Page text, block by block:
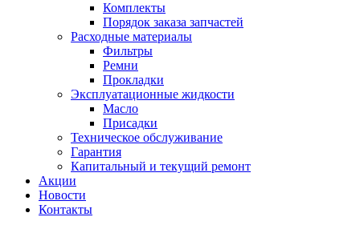
Комплекты
Порядок заказа запчастей
Расходные материалы
Фильтры
Ремни
Прокладки
Эксплуатационные жидкости
Масло
Присадки
Техническое обслуживание
Гарантия
Капитальный и текущий ремонт
Акции
Новости
Контакты